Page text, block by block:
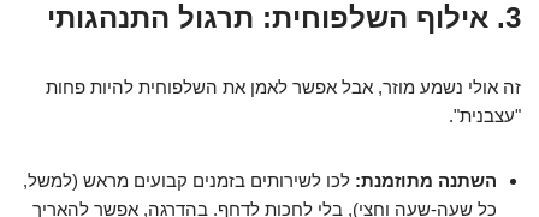
3. אילוף השלפוחית: תרגול התנהגותי
זה אולי נשמע מוזר, אבל אפשר לאמן את השלפוחית להיות פחות
"עצבנית".
השתנה מתוזמנת: לכו לשירותים בזמנים קבועים מראש (למשל,
כל שעה-שעה וחצי), בלי לחכות לדחף. בהדרגה, אפשר להאריך